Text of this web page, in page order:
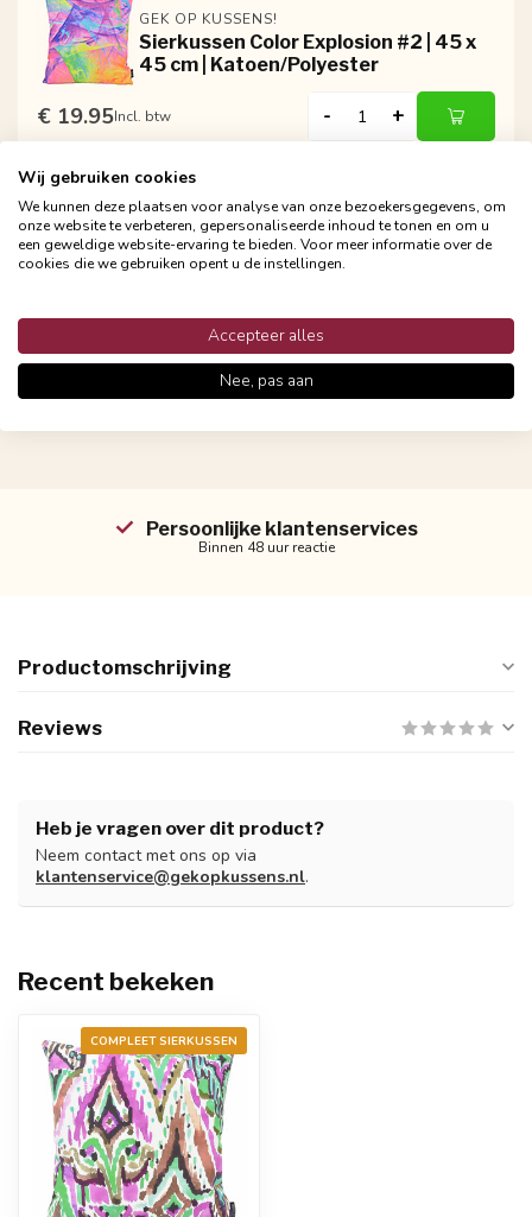
GEK OP KUSSENS!
Sierkussen Color Explosion #2 | 45 x
45 cm | Katoen/Polyester
€ 19.95Incl. btw - +
GEK OP KUSSENS!
Sierkussen Colorful Print #1 | 45 x 45
cm | Katoen/Polyester
Persoonlijke klantenservices
Binnen 48 uur reactie
Productomschrijving
Reviews
Heb je vragen over dit product?
Neem contact met ons op via
klantenservice@gekopkussens.nl.
Recent bekeken
COMPLEET SIERKUSSEN
Wij gebruiken cookies
We kunnen deze plaatsen voor analyse van onze bezoekersgegevens, om
onze website te verbeteren, gepersonaliseerde inhoud te tonen en om u
een geweldige website-ervaring te bieden. Voor meer informatie over de
cookies die we gebruiken opent u de instellingen.
Accepteer alles
Nee, pas aan